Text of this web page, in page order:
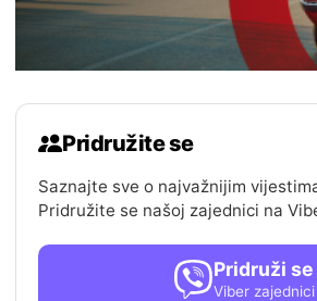
Pridružite se
Saznajte sve o najvažnijim
Pridružite se našoj zajednici na
Pridruži se
Viber zajednici